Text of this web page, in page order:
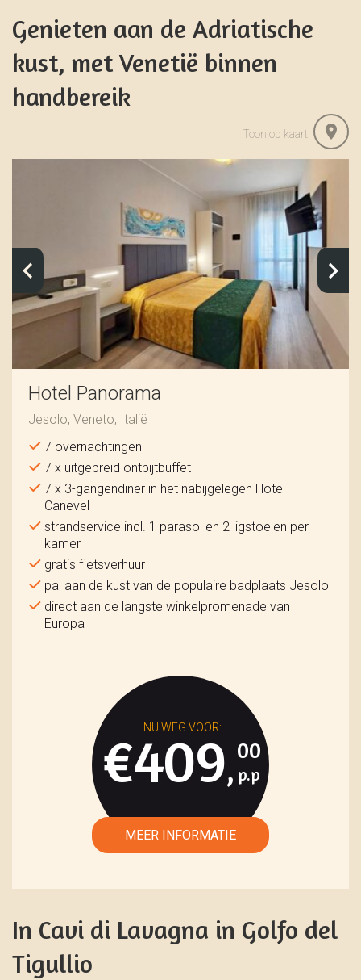
Genieten aan de Adriatische
kust, met Venetië binnen
handbereik
Toon op kaart
Hotel Panorama
Jesolo, Veneto, Italië
7 overnachtingen
7 x uitgebreid ontbijtbuffet
7 x 3-gangendiner in het nabijgelegen Hotel
Canevel
strandservice incl. 1 parasol en 2 ligstoelen per
kamer
gratis fietsverhuur
pal aan de kust van de populaire badplaats Jesolo
direct aan de langste winkelpromenade van
Europa
€409,
00
In Cavi di Lavagna in Golfo del
Tigullio